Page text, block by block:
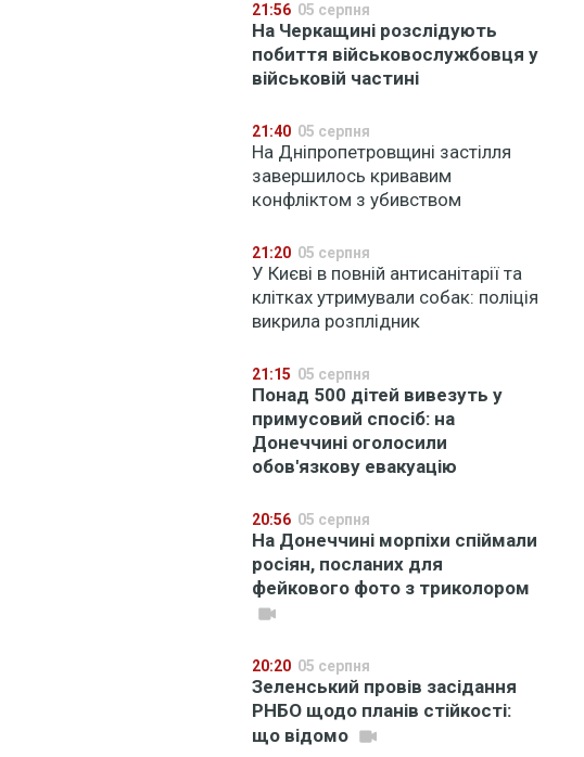
21:56 05 серпня
На Черкащині розслідують
побиття військовослужбовця у
військовій частині
21:40 05 серпня
На Дніпропетровщині застілля
завершилось кривавим
конфліктом з убивством
21:20 05 серпня
У Києві в повній антисанітарії та
клітках утримували собак: поліція
викрила розплідник
21:15 05 серпня
Понад 500 дітей вивезуть у
примусовий спосіб: на
Донеччині оголосили
обов'язкову евакуацію
20:56 05 серпня
На Донеччині морпіхи спіймали
росіян, посланих для
фейкового фото з триколором
20:20 05 серпня
Зеленський провів засідання
РНБО щодо планів стійкості:
що відомо